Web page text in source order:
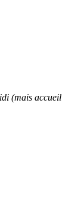
(mais accueil